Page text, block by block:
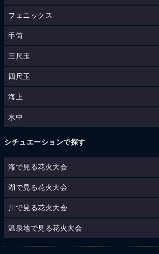
フェニックス
手筒
三尺玉
四尺玉
海上
水中
シチュエーションで探す
海で見る花火大会
湖で見る花火大会
川で見る花火大会
温泉地で見る花火大会